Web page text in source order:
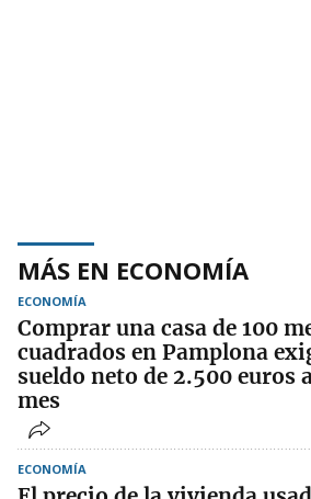
MÁS EN ECONOMÍA
ECONOMÍA
Comprar una casa de 100
cuadrados en Pamplona
sueldo neto de 2.500 euros
mes
ECONOMÍA